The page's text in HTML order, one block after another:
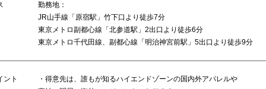
勤務地：
JR山手線「原宿駅」竹下口より徒歩7分
東京メトロ副都心線「北参道駅」2出口より徒歩6分
東京メトロ千代田線、副都心線「明治神宮前駅」5出口より徒歩9分
ント
・得意先は、誰もが知るハイエンドゾーンの国内外アパレルや